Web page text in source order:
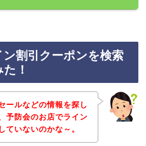
割引クーポンを検索
！
ールなどの情報を探し
予防会のお店でライン
ていないのかな～。